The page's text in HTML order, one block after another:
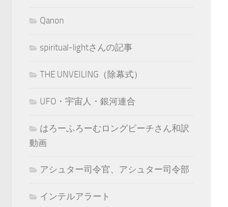
Qanon
spiritual-lightさんの記事
THE UNVEILING（除幕式）
UFO・宇宙人・銀河連合
はろーふろーむロングビーチさん和訳
動画
アシュター司令官、アシュター司令部
インテルアラート